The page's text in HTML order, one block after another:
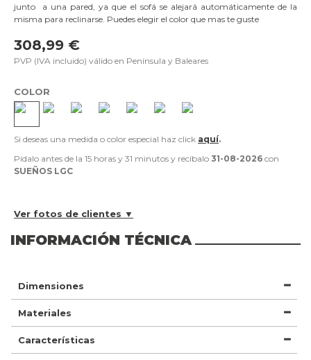
junto a una pared, ya que el sofá se alejará automáticamente de la
misma para reclinarse. Puedes elegir el color que mas te guste
308,99 €
PVP (IVA incluido) válido en Península y Baleares
COLOR
Si deseas una medida o color especial haz click aquí.
Pídalo antes de la 15 horas y 31 minutos y recíbalo 31-08-2026 con
SUEÑOS LGC
Ver fotos de clientes ▼
INFORMACIÓN TÉCNICA
Dimensiones
Materiales
Características